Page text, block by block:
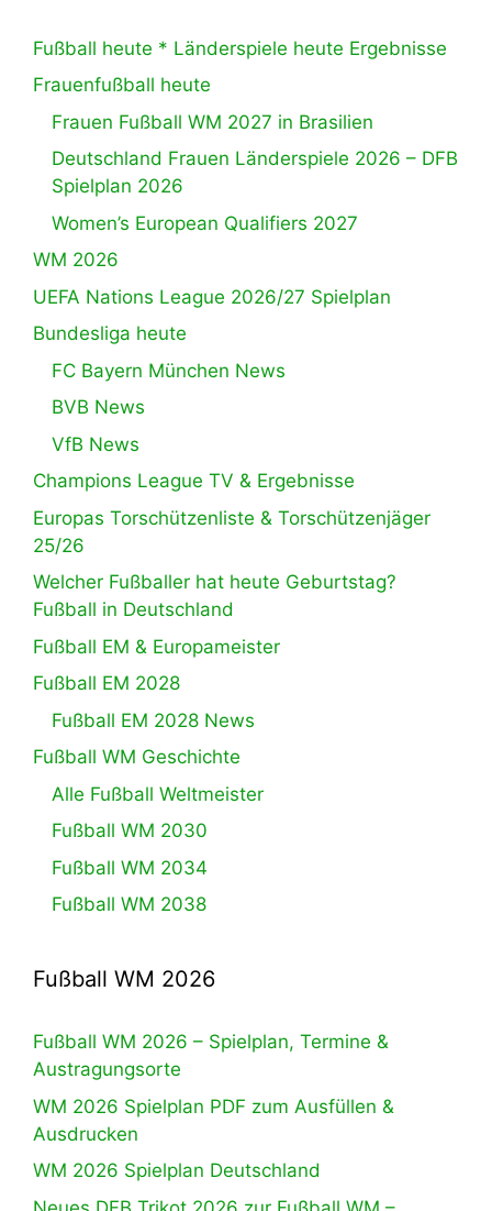
Fußball heute * Länderspiele heute Ergebnisse
Frauenfußball heute
Frauen Fußball WM 2027 in Brasilien
Deutschland Frauen Länderspiele 2026 – DFB
Spielplan 2026
Women’s European Qualifiers 2027
WM 2026
UEFA Nations League 2026/27 Spielplan
Bundesliga heute
FC Bayern München News
BVB News
VfB News
Champions League TV & Ergebnisse
Europas Torschützenliste & Torschützenjäger
25/26
Welcher Fußballer hat heute Geburtstag?
Fußball in Deutschland
Fußball EM & Europameister
Fußball EM 2028
Fußball EM 2028 News
Fußball WM Geschichte
Alle Fußball Weltmeister
Fußball WM 2030
Fußball WM 2034
Fußball WM 2038
Fußball WM 2026
Fußball WM 2026 – Spielplan, Termine &
Austragungsorte
WM 2026 Spielplan PDF zum Ausfüllen &
Ausdrucken
WM 2026 Spielplan Deutschland